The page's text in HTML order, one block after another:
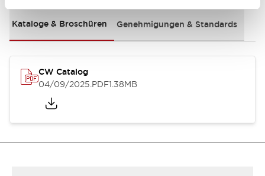
Kataloge & Broschüren Genehmigungen & Standards
CW Catalog
04/09/2025.PDF1.38MB